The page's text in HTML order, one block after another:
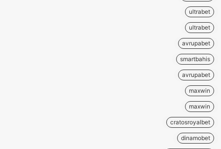
ultrabet
ultrabet
avrupabet
smartbahis
avrupabet
maxwin
maxwin
cratosroyalbet
dinamobet